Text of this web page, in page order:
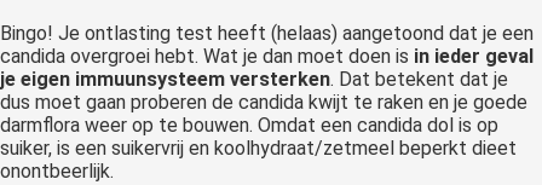
Bingo! Je ontlasting test heeft (helaas) aangetoond dat je een
candida overgroei hebt. Wat je dan moet doen is in ieder geval
je eigen immuunsysteem versterken. Dat betekent dat je
dus moet gaan proberen de candida kwijt te raken en je goede
darmflora weer op te bouwen. Omdat een candida dol is op
suiker, is een suikervrij en koolhydraat/zetmeel beperkt dieet
onontbeerlijk.